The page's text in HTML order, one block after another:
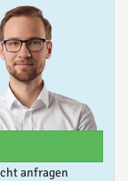
anfragen